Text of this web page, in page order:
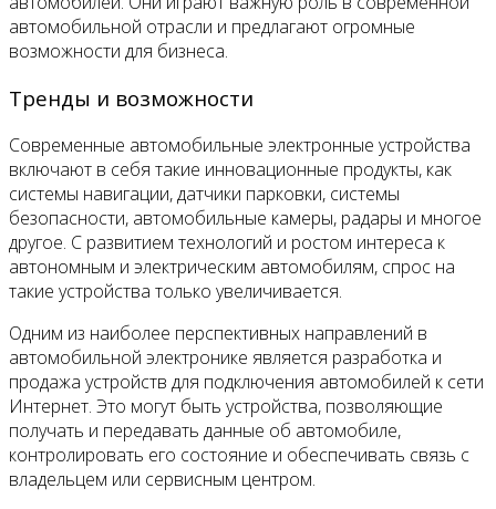
автомобильной отрасли и предлагают огромные
возможности для бизнеса.
Тренды и возможности
Современные автомобильные электронные устройства
включают в себя такие инновационные продукты, как
системы навигации, датчики парковки, системы
безопасности, автомобильные камеры, радары и многое
другое. С развитием технологий и ростом интереса к
автономным и электрическим автомобилям, спрос на
такие устройства только увеличивается.
Одним из наиболее перспективных направлений в
автомобильной электронике является разработка и
продажа устройств для подключения автомобилей к сети
Интернет. Это могут быть устройства, позволяющие
получать и передавать данные об автомобиле,
контролировать его состояние и обеспечивать связь с
владельцем или сервисным центром.